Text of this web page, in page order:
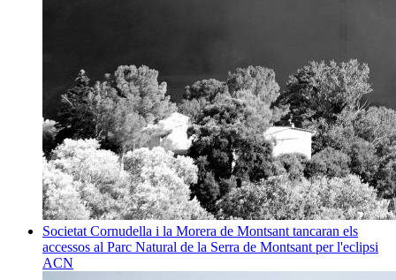
Societat Cornudella i la Morera de Montsant tancaran els
accessos al Parc Natural de la Serra de Montsant per l'eclipsi
ACN